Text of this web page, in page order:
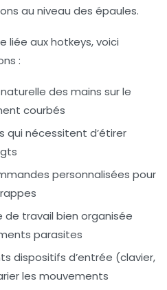
au niveau des épaules.
liée aux hotkeys, voici
:
des mains sur le
courbés
qui nécessitent d’étirer
personnalisées pour
de travail bien organisée
parasites
dispositifs d’entrée (clavier,
les mouvements